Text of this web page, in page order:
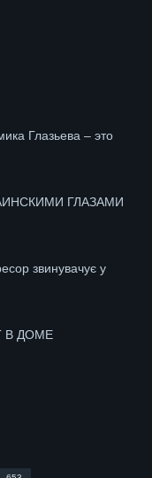
Глазьева – это
ГЛАЗАМИ
звинувачує у
В ДОМЕ